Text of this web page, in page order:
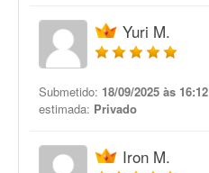
Yuri M.
Submetido: 18/09/2025 às 16:12
estimada: Privado
Iron M.